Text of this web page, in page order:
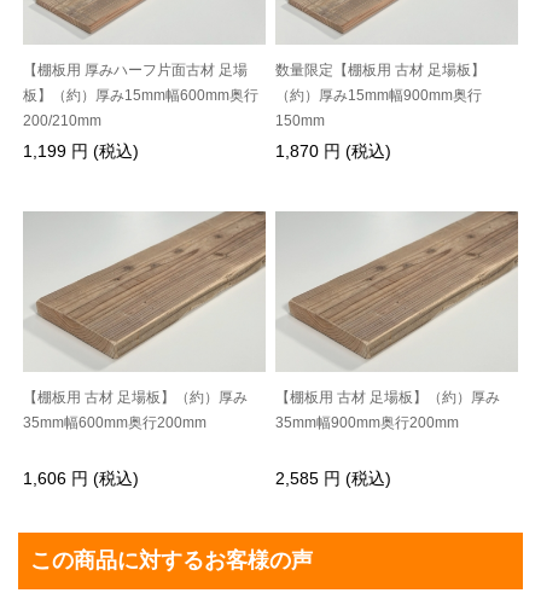
【棚板用 厚みハーフ片面古材 足場
板】（約）厚み15mm幅600mm奥行
200/210mm
1,199 円 (税込)
数量限定【棚板用 古材 足場板】
（約）厚み15mm幅900mm奥行
150mm
1,870 円 (税込)
【棚板用 古材 足場板】（約）厚み
35mm幅600mm奥行200mm
1,606 円 (税込)
【棚板用 古材 足場板】（約）厚み
35mm幅900mm奥行200mm
2,585 円 (税込)
この商品に対するお客様の声